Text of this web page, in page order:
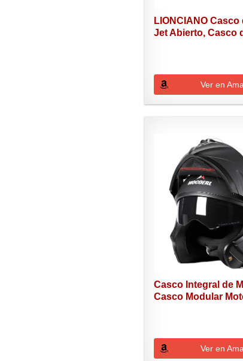
LIONCIANO Casco
Jet Abierto, Casco
Ver en
Casco Integral de
Casco Modular
Ver en